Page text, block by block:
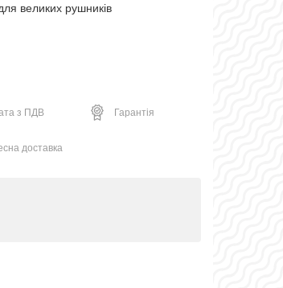
великих рушників
з ПДВ Гарантія
доставка